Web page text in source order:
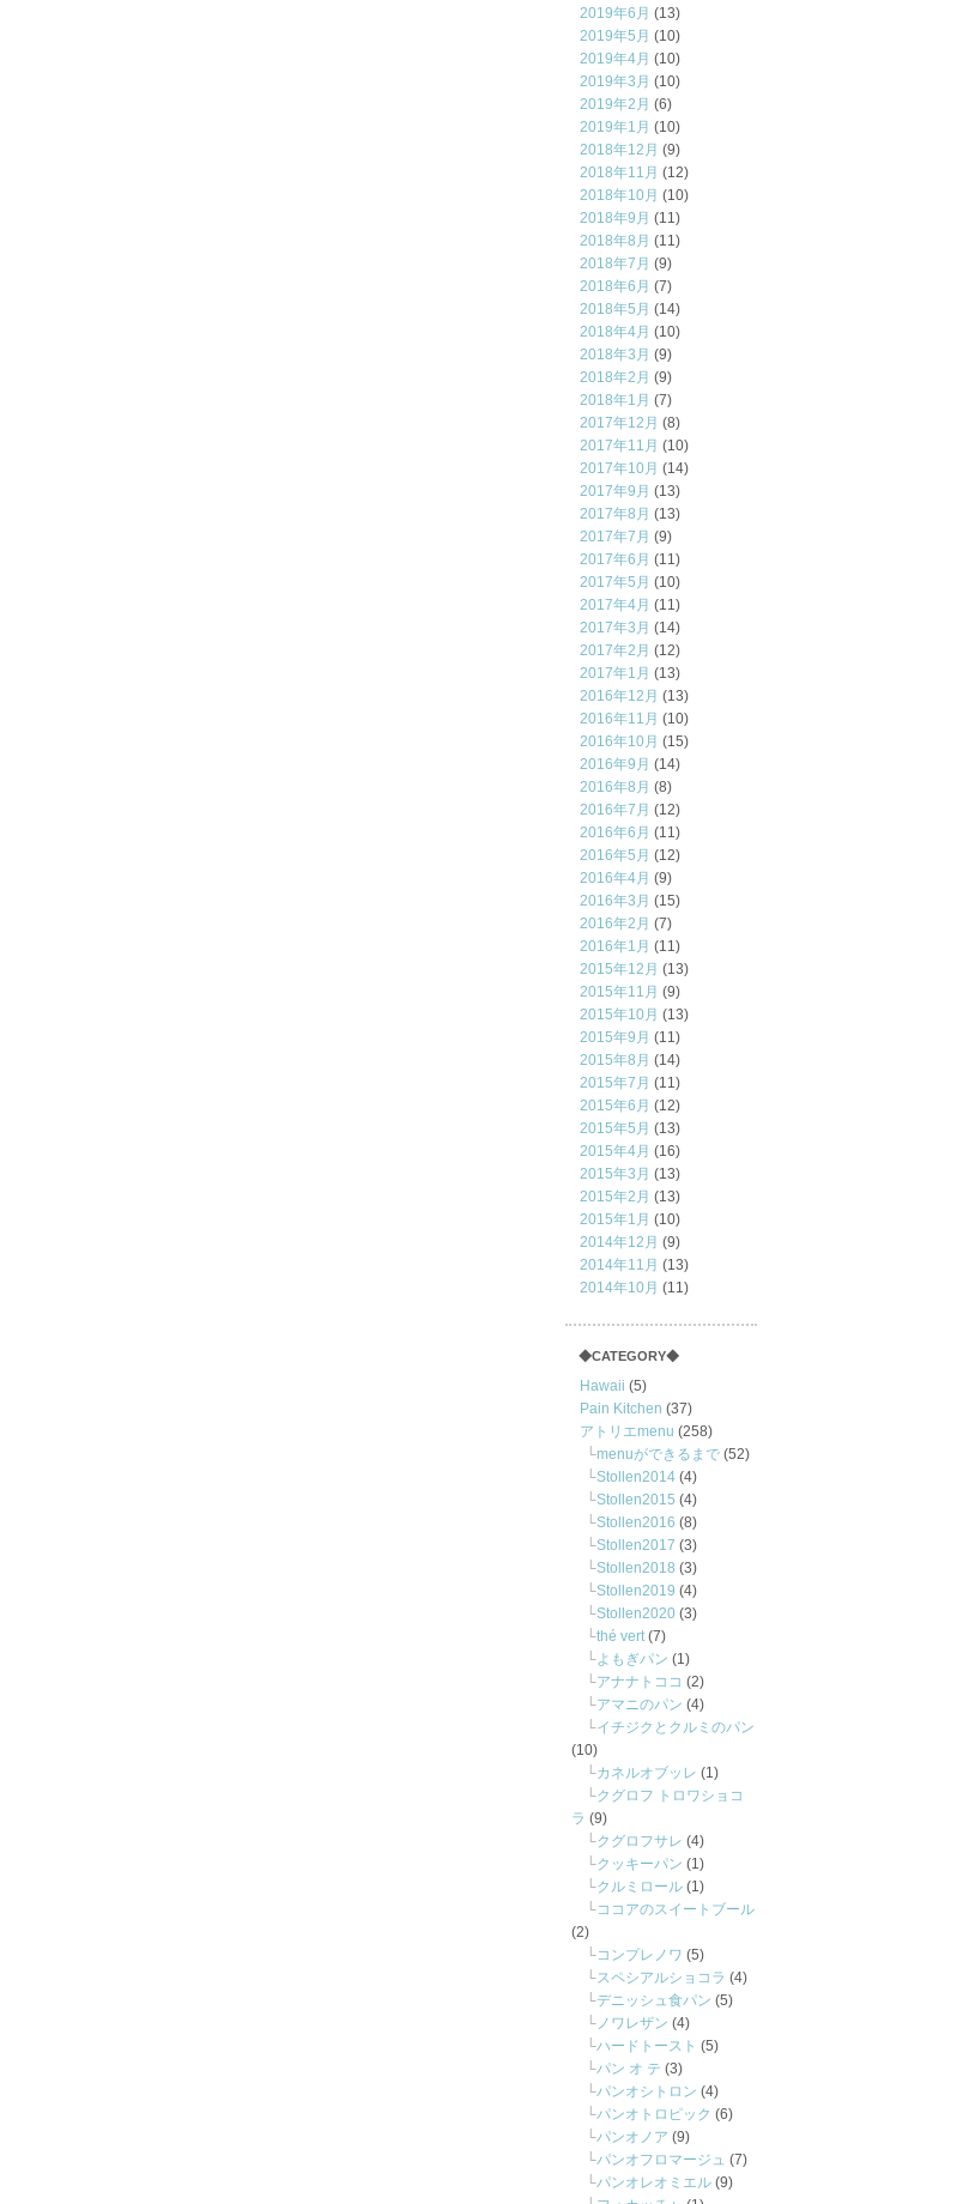
2019年6月 (13)
2019年5月 (10)
2019年4月 (10)
2019年3月 (10)
2019年2月 (6)
2019年1月 (10)
2018年12月 (9)
2018年11月 (12)
2018年10月 (10)
2018年9月 (11)
2018年8月 (11)
2018年7月 (9)
2018年6月 (7)
2018年5月 (14)
2018年4月 (10)
2018年3月 (9)
2018年2月 (9)
2018年1月 (7)
2017年12月 (8)
2017年11月 (10)
2017年10月 (14)
2017年9月 (13)
2017年8月 (13)
2017年7月 (9)
2017年6月 (11)
2017年5月 (10)
2017年4月 (11)
2017年3月 (14)
2017年2月 (12)
2017年1月 (13)
2016年12月 (13)
2016年11月 (10)
2016年10月 (15)
2016年9月 (14)
2016年8月 (8)
2016年7月 (12)
2016年6月 (11)
2016年5月 (12)
2016年4月 (9)
2016年3月 (15)
2016年2月 (7)
2016年1月 (11)
2015年12月 (13)
2015年11月 (9)
2015年10月 (13)
2015年9月 (11)
2015年8月 (14)
2015年7月 (11)
2015年6月 (12)
2015年5月 (13)
2015年4月 (16)
2015年3月 (13)
2015年2月 (13)
2015年1月 (10)
2014年12月 (9)
2014年11月 (13)
2014年10月 (11)
◆CATEGORY◆
Hawaii (5)
Pain Kitchen (37)
アトリエmenu (258)
menuができるまで (52)
Stollen2014 (4)
Stollen2015 (4)
Stollen2016 (8)
Stollen2017 (3)
Stollen2018 (3)
Stollen2019 (4)
Stollen2020 (3)
thé vert(7)
よもぎパン (1)
アナナトココ (2)
アマニのパン (4)
イチジクとクルミのパン
(10)
カネルオブッレ (1)
クグロフ トロワショコ
ラ (9)
クグロフサレ (4)
クッキーパン (1)
クルミロール (1)
ココアのスイートブール
(2)
コンプレノワ (5)
スペシアルショコラ (4)
デニッシュ食パン (5)
ノワレザン (4)
ハードトースト (5)
パン オ テ (3)
パンオシトロン (4)
パンオトロピック (6)
パンオノア (9)
パンオフロマージュ (7)
パンオレオミエル (9)